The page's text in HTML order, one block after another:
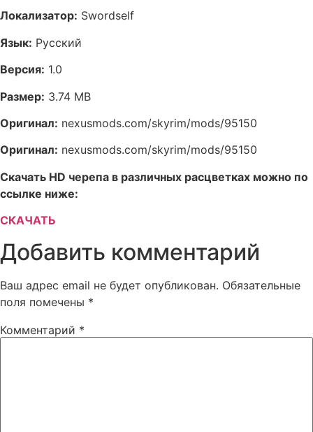
Локализатор: Swordself
Язык: Русский
Версия: 1.0
Размер: 3.74 MB
Оригинал: nexusmods.com/skyrim/mods/95150
Оригинал: nexusmods.com/skyrim/mods/95150
Скачать HD черепа в различных расцветках можно по
ссылке ниже:
СКАЧАТЬ
Добавить комментарий
Ваш адрес email не будет опубликован. Обязательные
поля помечены *
Комментарий *